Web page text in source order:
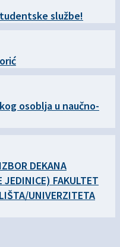
službe!
osoblja u naučno-
DEKANA
FAKULTET
UNIVERZITETA